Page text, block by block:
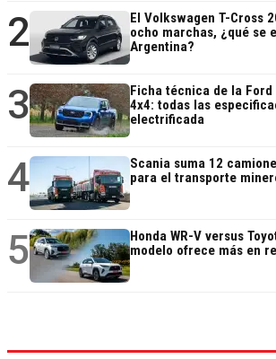
2
El Volkswagen T-Cross
ocho marchas, ¿qué se
Argentina?
3
Ficha técnica de la
4x4: todas las
electrificada
4
Scania suma 12
para el transporte
5
Honda WR-V versus
modelo ofrece más en